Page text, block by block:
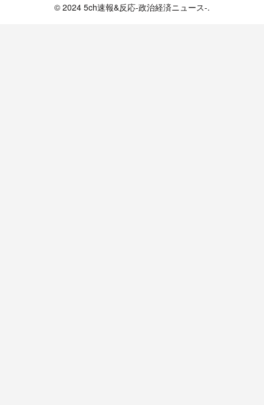
© 2024 5ch速報&反応-政治経済ニュース-.